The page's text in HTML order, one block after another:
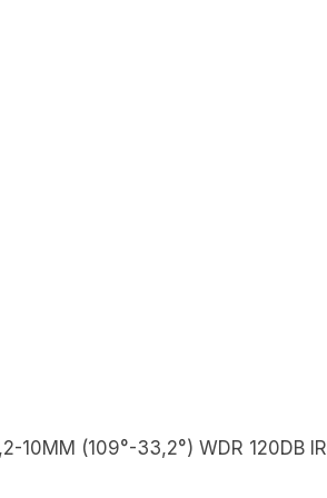
10MM (109°-33,2°) WDR 120DB IR